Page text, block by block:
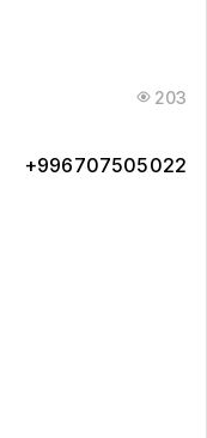
203
+996707505022